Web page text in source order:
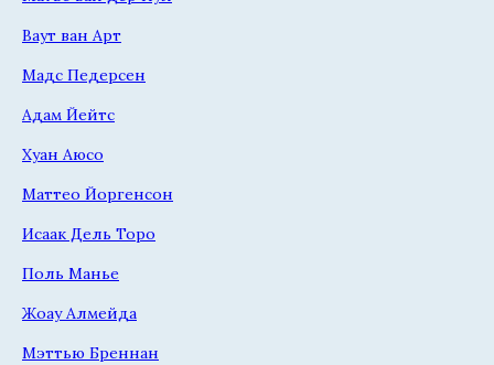
Ваут ван Арт
Мадс Педерсен
Адам Йейтс
Хуан Аюсо
Маттео Йоргенсон
Исаак Дель Торо
Поль Манье
Жоау Алмейда
Мэттью Бреннан